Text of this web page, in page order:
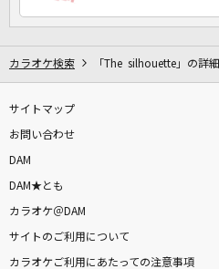
カラオケ検索 「The silhouette」の詳細
サイトマップ
お問い合わせ
DAM
DAM★とも
カラオケ＠DAM
サイトのご利用について
カラオケご利用にあたっての注意事項